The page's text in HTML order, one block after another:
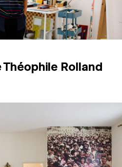
Théophile Rolland